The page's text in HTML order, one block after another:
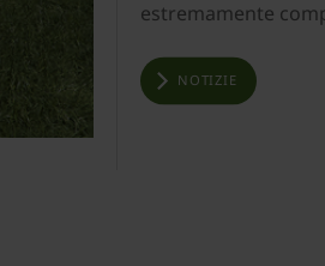
estremamente
NOTIZIE